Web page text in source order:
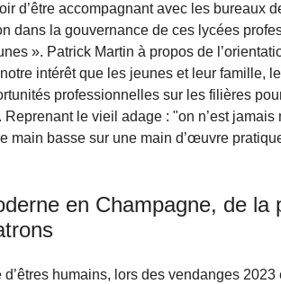
d’être accompagnant avec les bureaux
dans la gouvernance de ces lycées
». Patrick Martin à propos de
intérêt que les jeunes et leur famille,
professionnelles sur les filières
le vieil adage : "on n’est
main basse sur une main d’œuvre
en Champagne, de la
d’êtres humains, lors des vendanges